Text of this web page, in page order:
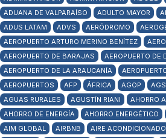
ADUANA DE VALPARAÍSO
ADULTO MAYOR
ADUS LATAM
ADVS AERÓDROMO
AEROPUERTO ARTURO MERINO BENÍTEZ
AEROPUERTO DE BARAJAS
AEROPUERTO DE
AEROPUERTO DE LA ARAUCANÍA
AEROPUERTOS
AFP ÁFRICA AGOP AGS
AGUAS RURALES
AGUSTÍN RIANI
AHORRO
AHORRO DE ENERGÍA
AHORRO ENERGÉTICO
AIM GLOBAL
AIRBNB AIRE ACONDICIONADO